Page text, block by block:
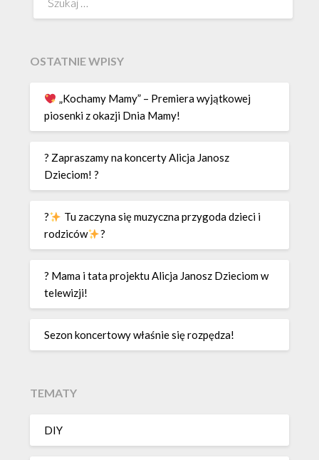
OSTATNIE WPISY
„Kochamy Mamy” – Premiera wyjątkowej
piosenki z okazji Dnia Mamy!
? Zapraszamy na koncerty Alicja Janosz
Dzieciom! ?
?
Tu zaczyna się muzyczna przygoda dzieci i
rodziców
?
? Mama i tata projektu Alicja Janosz Dzieciom w
telewizji!
Sezon koncertowy właśnie się rozpędza!
TEMATY
DIY